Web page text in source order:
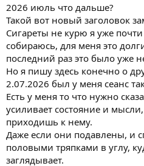
2026 июль что дальше?
Такой вот новый заголовок
Сигареты не курю я уже
собираюсь, для меня это
последний раз это было уже
Но я пишу здесь конечно о
2.07.2026 был у меня сеанс
Есть у меня то что нужно
усиливает состояние и
приходишь к нему.
Даже если они подавлены, и
половыми тряпками в углу,
заглядывает.